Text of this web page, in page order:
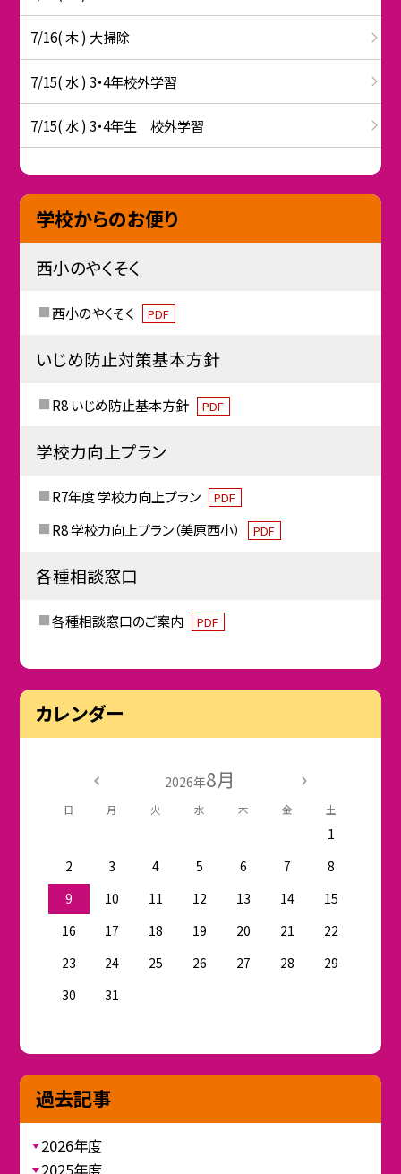
7/16( 木 ) 大掃除
7/15( 水 ) 3・4年校外学習
7/15( 水 ) 3・4年生 校外学習
学校からのお便り
西小のやくそく
西小のやくそく PDF
いじめ防止対策基本方針
R8 いじめ防止基本方針 PDF
学校力向上プラン
R7年度 学校力向上プラン PDF
R8 学校力向上プラン（美原西小） PDF
各種相談窓口
各種相談窓口のご案内 PDF
カレンダー
2026年8月
日 月 火 水 木 金 土
1
2
3 4 5 6 7
8
9
10 11 12 13 14
15
16
17 18 19 20 21
22
23
24 25 26 27 28
29
30
31
過去記事
2026年度
2025年度